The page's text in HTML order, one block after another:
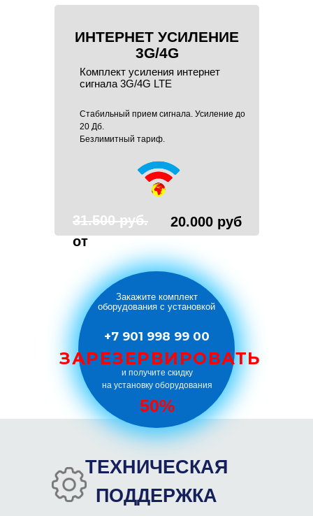
ЗАРЕЗЕРВИРОВАТЬ
Закажите комплект
оборудования с установкой
и получите скидку
на установку оборудования
+7 901 998 99 00
ИНТЕРНЕТ УСИЛЕНИЕ
3G/4G
Комплект усиления интернет
сигнала 3G/4G LTE
50%
Стабильный прием сигнала. Усиление до
20 Дб.
Безлимитный тариф.
20.000 руб
31.500 руб.
от
ТЕХНИЧЕСКАЯ
ПОДДЕРЖКА